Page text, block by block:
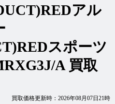
買取価格更新時：2026年08月07日21時
アル
スポーツ
A 買取